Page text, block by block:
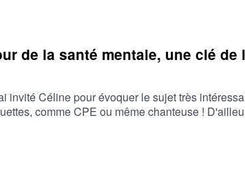
de la santé mentale, une clé de
invité Céline pour évoquer le sujet très
comme CPE ou même chanteuse !
santé mentale d'une personne. A travers des
et réussir vos études (c'est valable pour tout
🔔| 🌟 Si tu as aimé, laisse un
:)